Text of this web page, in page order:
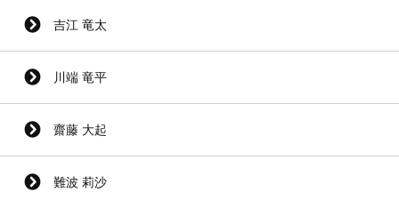
吉江 竜太
川端 竜平
齋藤 大起
難波 莉沙